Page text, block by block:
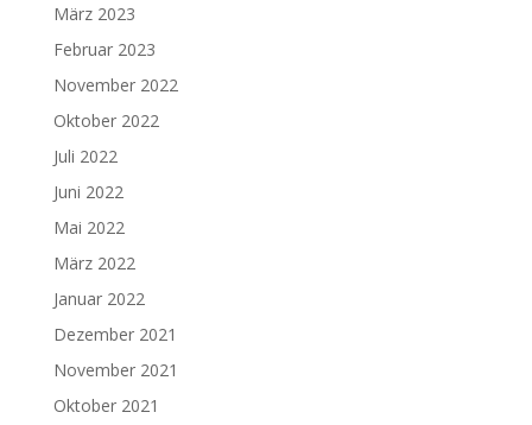
März 2023
Februar 2023
November 2022
Oktober 2022
Juli 2022
Juni 2022
Mai 2022
März 2022
Januar 2022
Dezember 2021
November 2021
Oktober 2021